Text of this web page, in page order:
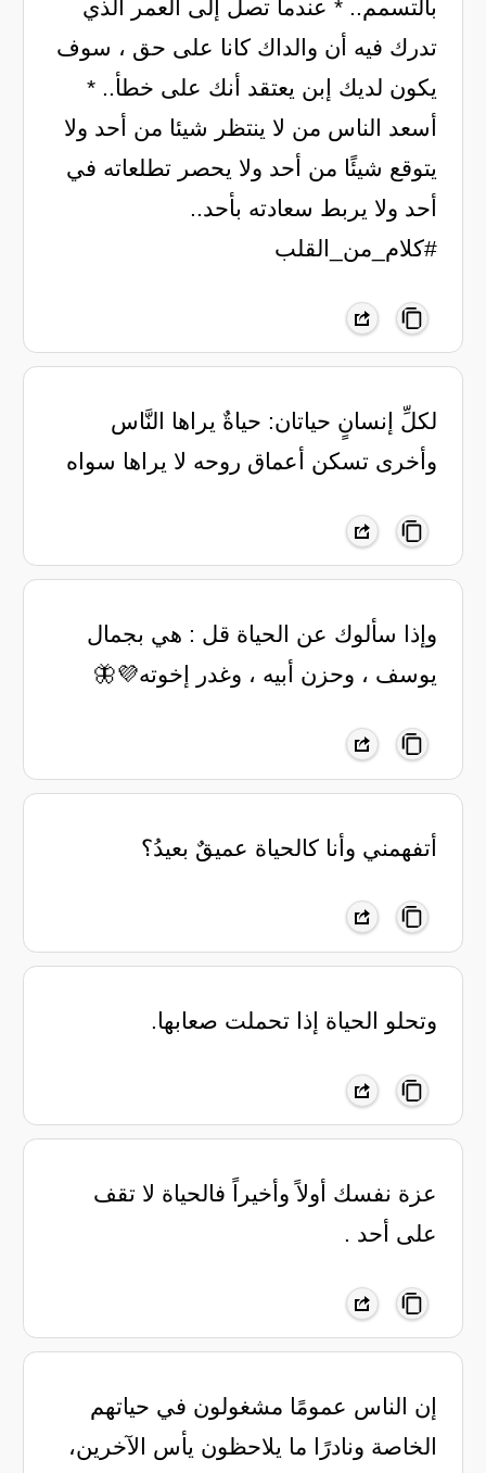
بالتسمم.. * عندما تصل إلى العمر الذي
تدرك فيه أن والداك كانا على حق ، سوف
يكون لديك إبن يعتقد أنك على خطأ.. *
أسعد الناس من لا ينتظر شيئا من أحد ولا
يتوقع شيئًا من أحد ولا يحصر تطلعاته في
أحد ولا يربط سعادته بأحد..
#كلام_من_القلب
لكلِّ إنسانٍ حياتان: حياةٌ يراها النَّاس
وأخرى تسكن أعماق روحه لا يراها سواه
وإذا سألوك عن الحياة قل : هي بجمال
يوسف ، وحزن أبيه ، وغدر إخوته💜🦋
أتفهمني وأنا كالحياة عميقٌ بعيدُ؟
وتحلو الحياة إذا تحملت صعابها.
عزة نفسك أولاً وأخيراً ‏فالحياة لا تقف
على أحد .
إن الناس عمومًا مشغولون في حياتهم
الخاصة ونادرًا ما يلاحظون يأس الآخرين،